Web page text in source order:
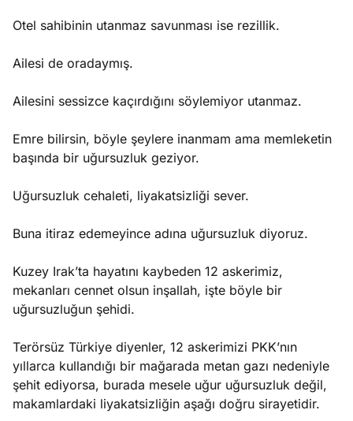
Otel sahibinin utanmaz savunması ise rezillik.
Ailesi de oradaymış.
Ailesini sessizce kaçırdığını söylemiyor utanmaz.
Emre bilirsin, böyle şeylere inanmam ama memleketin
başında bir uğursuzluk geziyor.
Uğursuzluk cehaleti, liyakatsizliği sever.
Buna itiraz edemeyince adına uğursuzluk diyoruz.
Kuzey Irak’ta hayatını kaybeden 12 askerimiz,
mekanları cennet olsun inşallah, işte böyle bir
uğursuzluğun şehidi.
Terörsüz Türkiye diyenler, 12 askerimizi PKK’nın
yıllarca kullandığı bir mağarada metan gazı nedeniyle
şehit ediyorsa, burada mesele uğur uğursuzluk değil,
makamlardaki liyakatsizliğin aşağı doğru sirayetidir.